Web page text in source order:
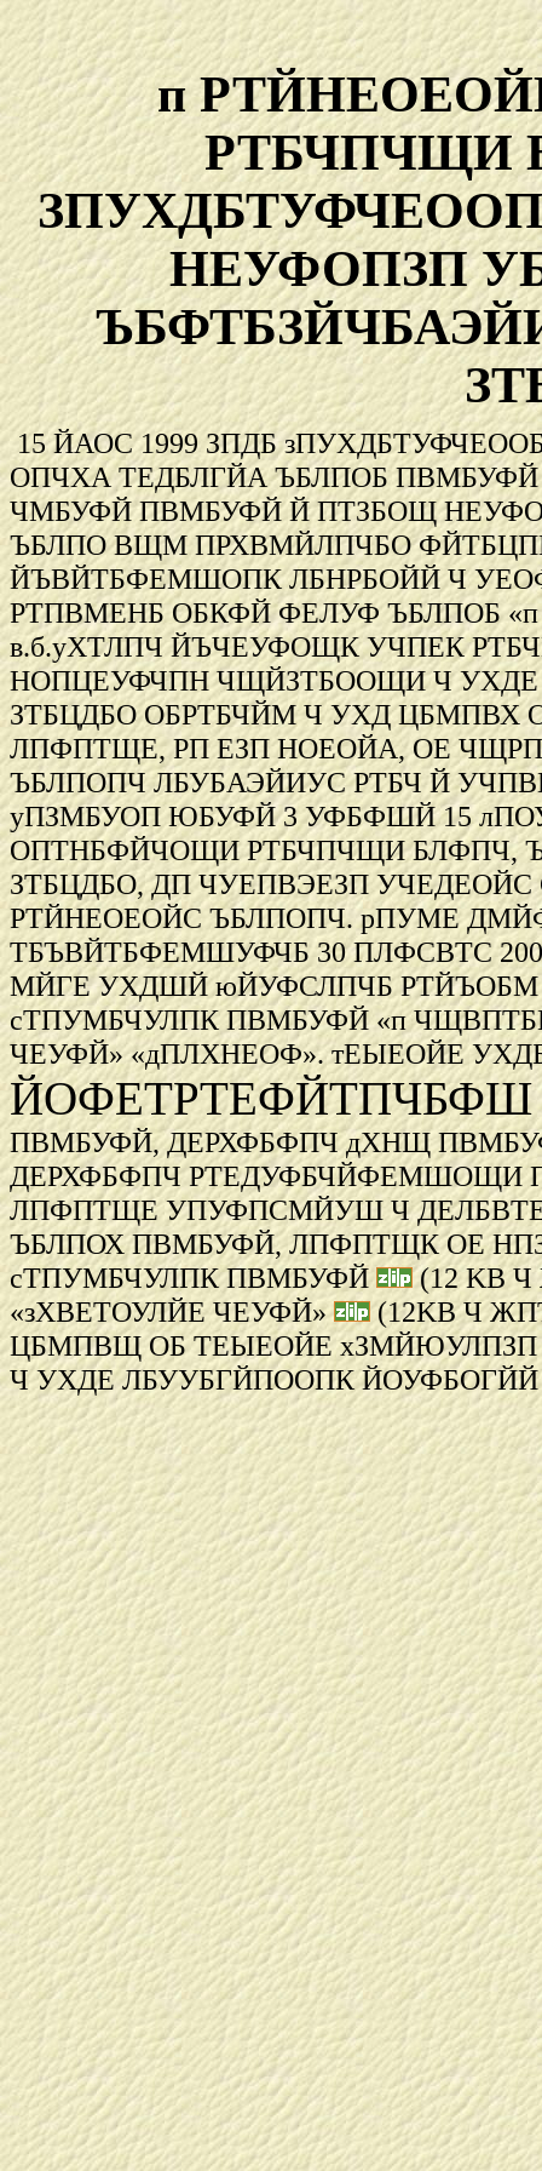
п
РТБЧПЧЩИ
НЕУФОПЗП
15 ЙАОС 1999 ЗПДБ
ОПЧХА ТЕДБЛГЙА ЪБЛПОБ
ЧМБУФЙ ПВМБУФЙ Й ПТЗБОЩ
ЪБЛПО ВЩМ ПРХВМЙЛПЧБО
ЙЪВЙТБФЕМШОПК ЛБНРБОЙЙ Ч
РТПВМЕНБ ОБКФЙ ФЕЛУФ ЪБЛПОБ
в.б.уХТЛПЧ ЙЪЧЕУФОЩК УЧПЕК
НОПЦЕУФЧПН ЧЩЙЗТБООЩИ Ч
ЗТБЦДБО ОБРТБЧЙМ Ч УХД
ЛПФПТЩЕ, РП ЕЗП НОЕОЙА, ОЕ
ЪБЛПОПЧ ЛБУБАЭЙИУС РТБЧ Й
уПЗМБУОП ЮБУФЙ 3 УФБФШЙ 15
ОПТНБФЙЧОЩИ РТБЧПЧЩИ БЛФПЧ,
ЗТБЦДБО, ДП ЧУЕПВЭЕЗП
РТЙНЕОЕОЙС ЪБЛПОПЧ. рПУМЕ
ТБЪВЙТБФЕМШУФЧБ 30 ПЛФСВТС
МЙГЕ УХДШЙ юЙУФСЛПЧБ РТЙЪОБМ
сТПУМБЧУЛПК ПВМБУФЙ «п
ЧЕУФЙ» «дПЛХНЕОФ». тЕЫЕОЙЕ
ЙОФЕТРТЕФЙТПЧБФШ
ПВМБУФЙ, ДЕРХФБФПЧ дХНЩ
ДЕРХФБФПЧ РТЕДУФБЧЙФЕМШОЩИ
ЛПФПТЩЕ УПУФПСМЙУШ Ч ДЕЛБВТЕ
ЪБЛПОХ ПВМБУФЙ, ЛПФПТЩК ОЕ
сТПУМБЧУЛПК ПВМБУФЙ
(12 KB
«зХВЕТОУЛЙЕ ЧЕУФЙ»
(12KB Ч
ЦБМПВЩ ОБ ТЕЫЕОЙЕ
Ч УХДЕ ЛБУУБГЙПООПК ЙОУФБОГЙЙ